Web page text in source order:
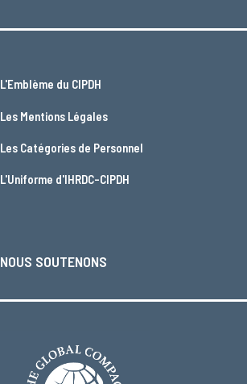
L'Emblème du CIPDH
Les Mentions Légales
Les Catégories de Personnel
L'Uniforme d'IHRDC-CIPDH
NOUS SOUTENONS